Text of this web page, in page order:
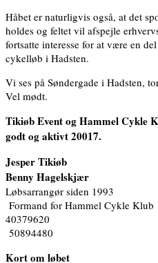
Håbet er naturligvis også, at det
holdes og feltet vil afspejle
fortsatte interesse for at være en
cykelløb i Hadsten.
Vi ses på Søndergade i Hadsten,
Vel mødt.
Tikiøb Event og Hammel Cykle
godt og aktivt 20017.
Jesper
Benny Hagelskjær
Løbsarrangør
Formand for Hammel Cykle Klub
50894480
Kort om løbet